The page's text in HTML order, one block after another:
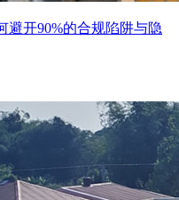
避开90%的合规陷阱与隐